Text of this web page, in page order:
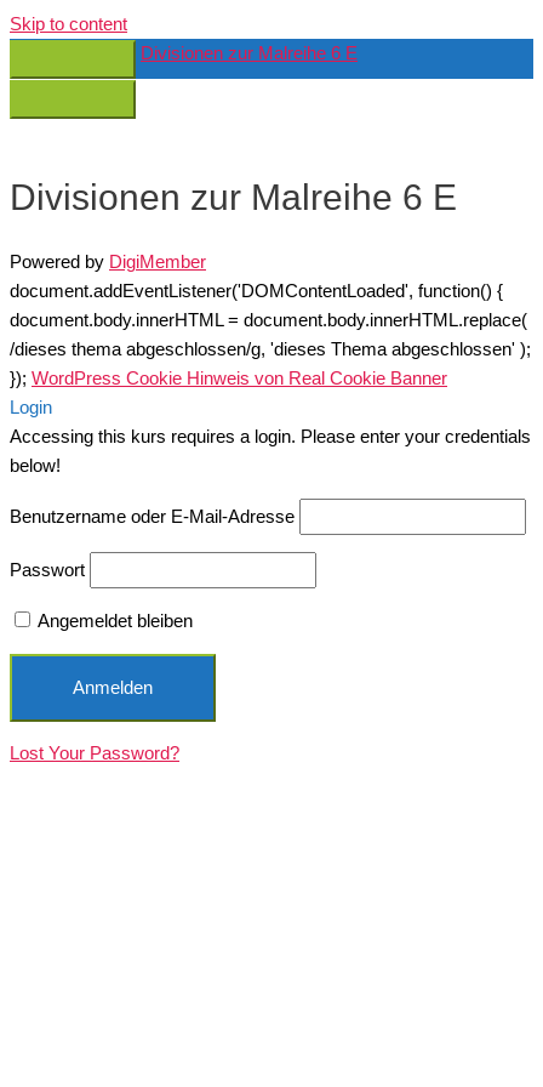
Skip to content
Divisionen zur Malreihe 6 E
Divisionen zur Malreihe 6 E
Powered by DigiMember
document.addEventListener('DOMContentLoaded', function() {
document.body.innerHTML = document.body.innerHTML.replace(
/dieses thema abgeschlossen/g, 'dieses Thema abgeschlossen' );
}); WordPress Cookie Hinweis von Real Cookie Banner
Login
Accessing this kurs requires a login. Please enter your credentials
below!
Benutzername oder E-Mail-Adresse
Passwort
Angemeldet bleiben
Lost Your Password?